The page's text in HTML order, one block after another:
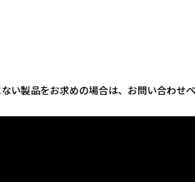
い製品をお求めの場合は、お問い合わせ